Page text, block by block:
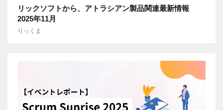
リックソフトから、アトラシアン製品関連最新情報
2025年11月
りっくま